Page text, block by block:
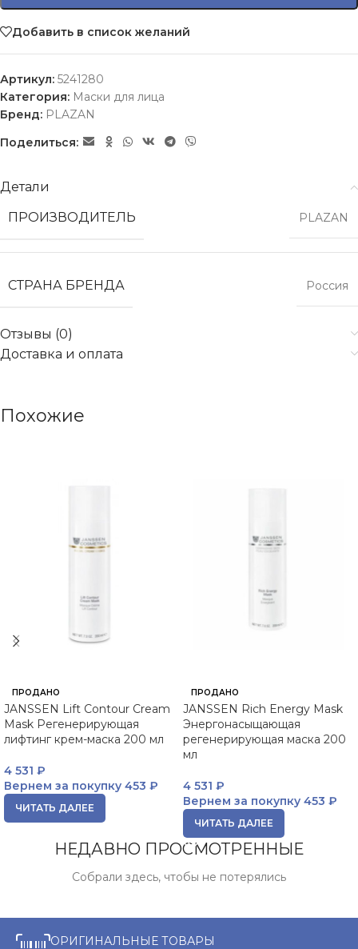
Добавить в список желаний
Артикул: 5241280
Категория: Маски для лица
Бренд: PLAZAN
Поделиться:
Детали
ПРОИЗВОДИТЕЛЬ
PLAZAN
СТРАНА БРЕНДА Россия
Отзывы (0)
Доставка и оплата
Похожие
ПРОДАНО
JANSSEN Lift Contour Cream
Mask Регенерирующая
лифтинг крем-маска 200 мл
4 531 ₽
Вернем за покупку 453 ₽
ЧИТАТЬ ДАЛЕЕ
ПРОДАНО
JANSSEN Rich Energy Mask
Энергонасыщающая
регенерирующая маска 200
мл
4 531 ₽
Вернем за покупку 453 ₽
ЧИТАТЬ ДАЛЕЕ
НЕДАВНО ПРОСМОТРЕННЫЕ
Собрали здесь, чтобы не потерялись
ОРИГИНАЛЬНЫЕ ТОВАРЫ